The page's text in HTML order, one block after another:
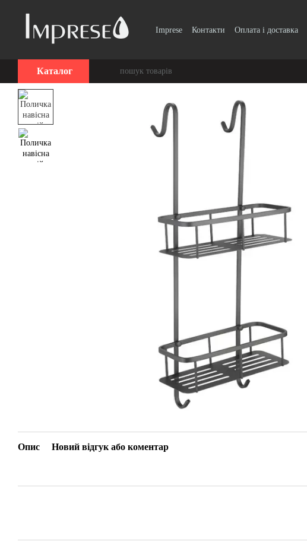
Imprese Контакти Оплата і доставка
Каталог
Опис Новий відгук або коментар